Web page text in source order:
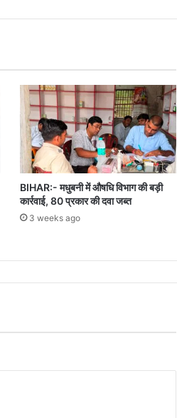
BIHAR:- मधुबनी में औषधि विभाग की बड़ी
कार्रवाई, 80 प्रकार की दवा जब्त
3 weeks ago